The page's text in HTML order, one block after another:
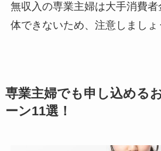
無収入の専業主婦は大手消費者
体できないため、注意しましょ
専業主婦でも申し込める
ーン11選！